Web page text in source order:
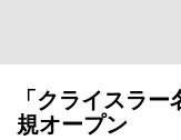
「クライスラ
規オープン